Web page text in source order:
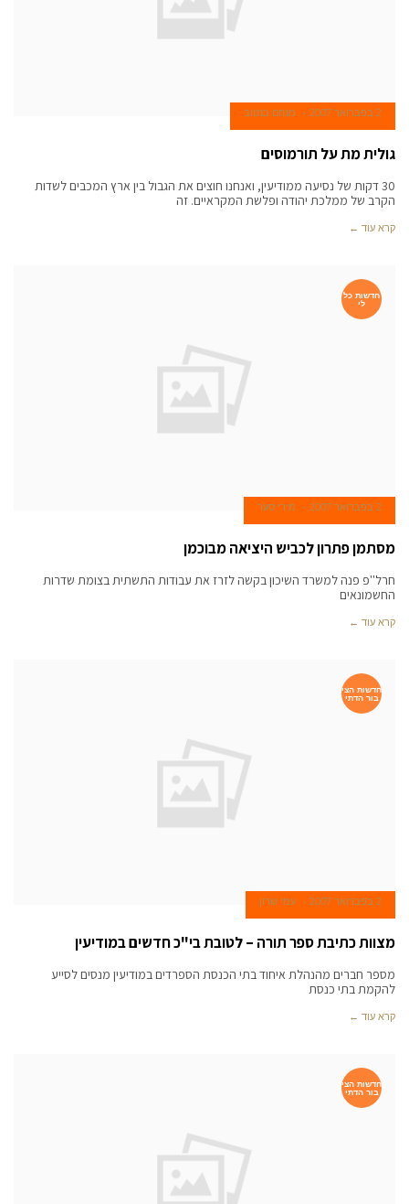
2 בפברואר 2007 מנחם בנטוב
גולית מת על תורמוסים
30 דקות של נסיעה ממודיעין, ואנחנו חוצים את הגבול בין ארץ המכבים לשדות
הקרב של ממלכת יהודה ופלשת המקראיים. זה
קרא עוד ←
חדשות כל
לי
2 בפברואר 2007 מירי סער
מסתמן פתרון לכביש היציאה מבוכמן
חרל''פ פנה למשרד השיכון בקשה לזרז את עבודות התשתית בצומת שדרות
החשמונאים
קרא עוד ←
חדשות הצי
בור הדתי
2 בפברואר 2007 עמי שרון
מצוות כתיבת ספר תורה – לטובת בי"כ חדשים במודיעין
מספר חברים מהנהלת איחוד בתי הכנסת הספרדים במודיעין מנסים לסייע
להקמת בתי כנסת
קרא עוד ←
חדשות הצי
בור הדתי